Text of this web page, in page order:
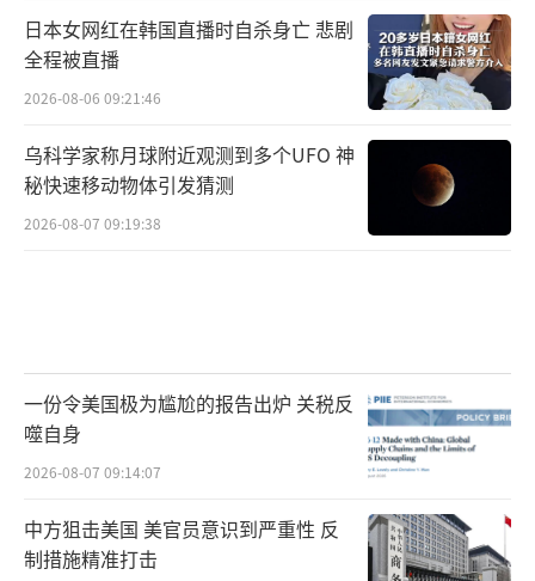
日本女网红在韩国直播时自杀身亡 悲剧
全程被直播
2026-08-06 09:21:46
乌科学家称月球附近观测到多个UFO 神
秘快速移动物体引发猜测
2026-08-07 09:19:38
一份令美国极为尴尬的报告出炉 关税反
噬自身
2026-08-07 09:14:07
中方狙击美国 美官员意识到严重性 反
制措施精准打击